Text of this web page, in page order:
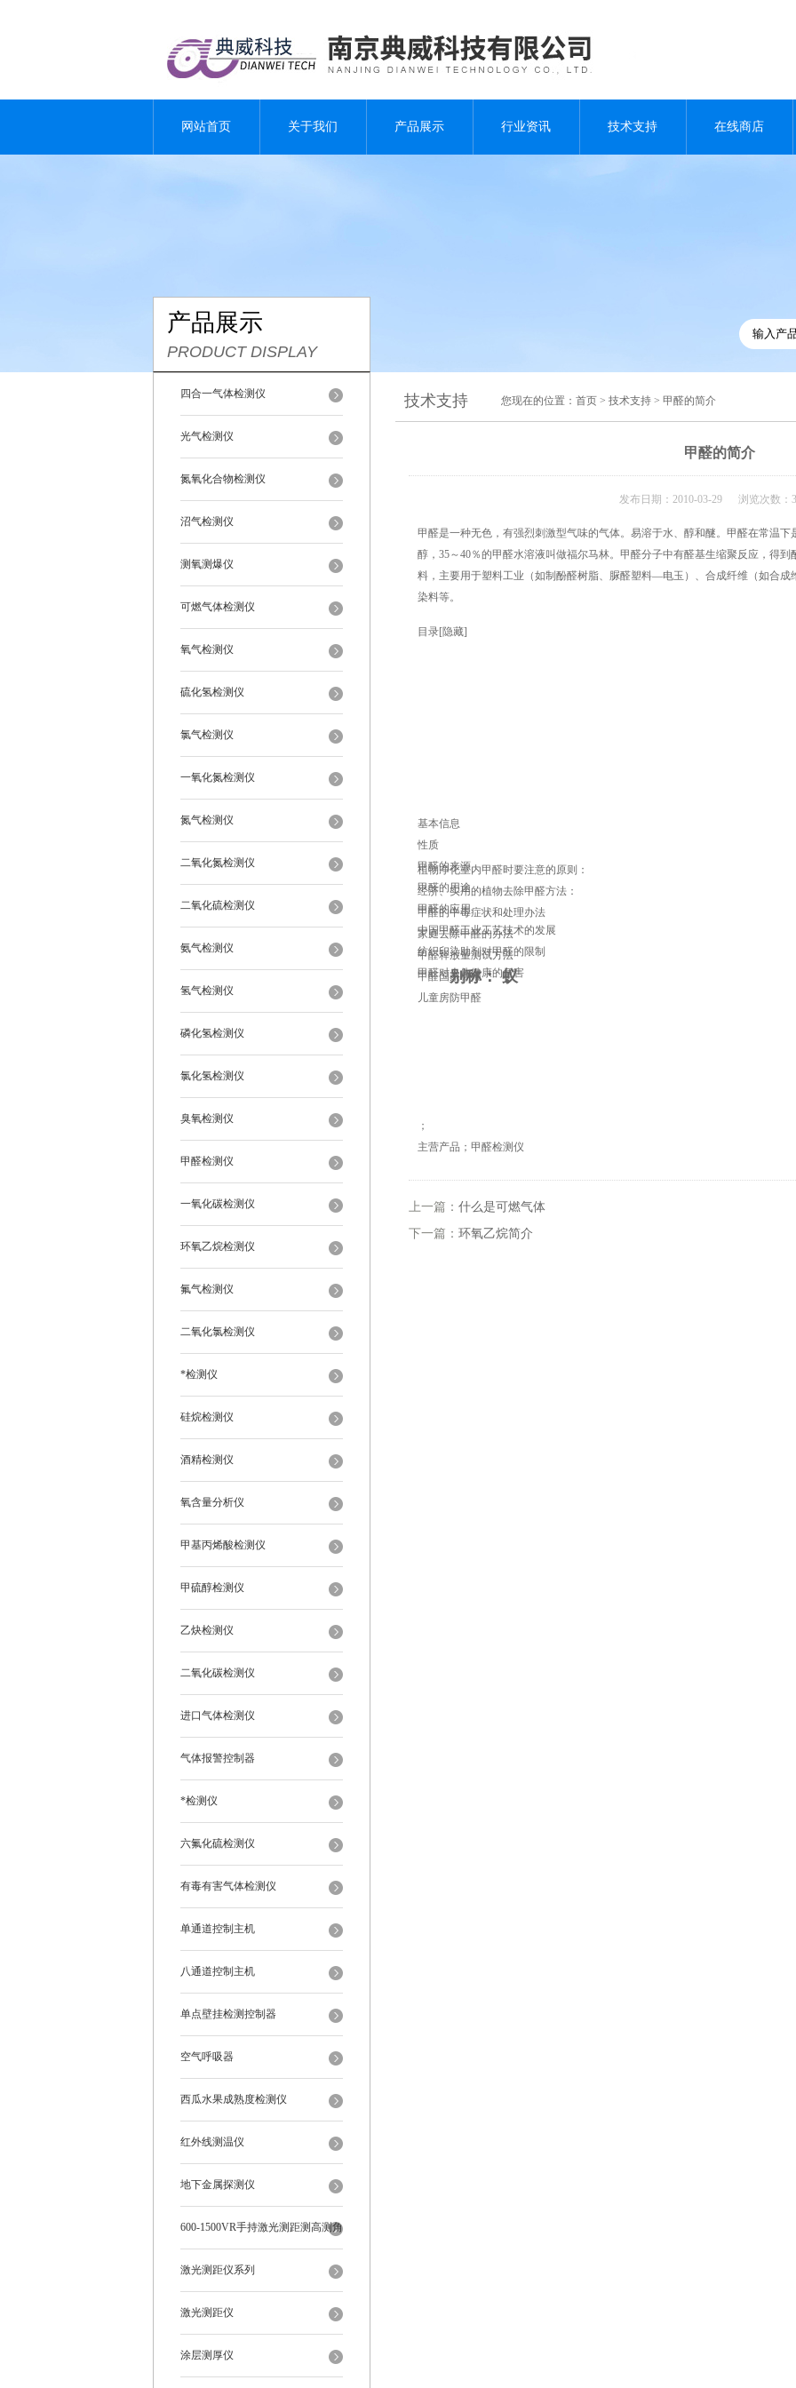
网站首页 关于我们 产品展示 行业资讯 技术支持 在线商店
产品展示
PRODUCT DISPLAY
四合一气体检测仪
光气检测仪
氮氧化合物检测仪
沼气检测仪
测氧测爆仪
可燃气体检测仪
氧气检测仪
硫化氢检测仪
氯气检测仪
一氧化氮检测仪
氮气检测仪
二氧化氮检测仪
二氧化硫检测仪
氨气检测仪
氢气检测仪
磷化氢检测仪
氯化氢检测仪
臭氧检测仪
甲醛检测仪
一氧化碳检测仪
环氧乙烷检测仪
氟气检测仪
二氧化氯检测仪
*检测仪
硅烷检测仪
酒精检测仪
氧含量分析仪
甲基丙烯酸检测仪
甲硫醇检测仪
乙炔检测仪
二氧化碳检测仪
进口气体检测仪
气体报警控制器
*检测仪
六氟化硫检测仪
有毒有害气体检测仪
单通道控制主机
八通道控制主机
单点壁挂检测控制器
空气呼吸器
西瓜水果成熟度检测仪
红外线测温仪
地下金属探测仪
600-1500VR手持激光测距测高测角
多功能
激光测距仪系列
激光测距仪
涂层测厚仪
技术支持 您现在的位置： 首页 > 技术支持 > 甲醛的简介
甲醛的简介
发布日期：2010-03-29 浏览次数：
甲醛是一种无色，有强烈刺激型气味的气体。易溶于水、醇和醚。甲醛在常温
醇，35～40％的甲醛水溶液叫做福尔马林。甲醛分子中有醛基生缩聚反应，得
料，主要用于塑料工业（如制酚醛树脂、脲醛塑料—电玉）、合成纤维（如合
染料等。
目录[隐藏]
基本信息
性质
甲醛的来源
甲醛的用途
甲醛的应用
中国甲醛工业工艺技术的发展
纺织印染助剂对甲醛的限制
甲醛对人体健康的危害
植物净化室内甲醛时要注意的原则：
经济、实用的植物去除甲醛方法：
甲醛的中毒症状和处理办法
家庭去除甲醛的办法
甲醛释放量测试方法
甲醛国家标准
儿童房防甲醛
别称：蚁
；
主营产品；甲醛检测仪
上一篇： 什么是可燃气体
下一篇： 环氧乙烷简介